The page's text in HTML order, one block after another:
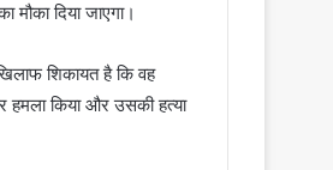
दिया जाएगा।
शिकायत है कि वह
किया और उसकी हत्या